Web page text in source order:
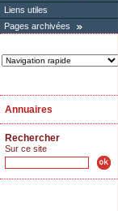
Liens utiles
Pages archivées
Annuaires
Rechercher
Sur ce site